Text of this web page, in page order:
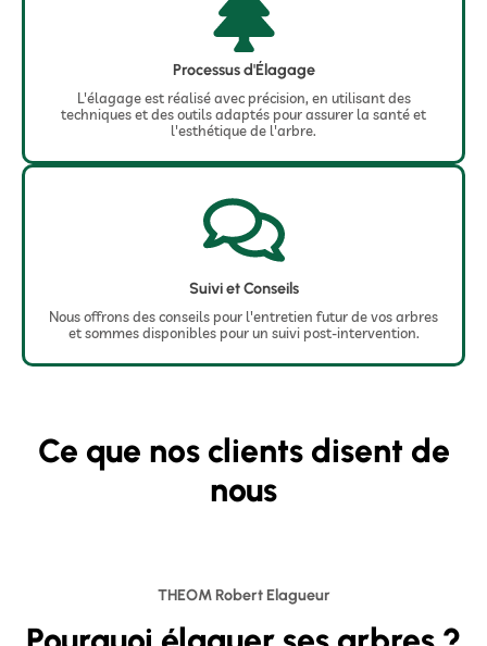
Processus d'Élagage
L'élagage est réalisé avec précision, en utilisant des
techniques et des outils adaptés pour assurer la santé et
l'esthétique de l'arbre.
Suivi et Conseils
Nous offrons des conseils pour l'entretien futur de vos arbres
et sommes disponibles pour un suivi post-intervention.
Ce que nos clients disent de
nous
THEOM Robert Elagueur